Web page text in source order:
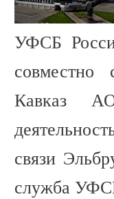
УФСБ
совместно
Кавказ
связи
служба